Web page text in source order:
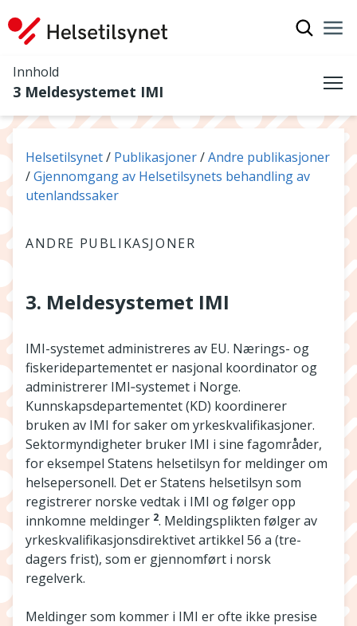
Innhold
3 Meldesystemet IMI
Du er her:
Helsetilsynet Publikasjoner
Andre publikasjoner
Gjennomgang av Helsetilsynets behandling av
utenlandssaker
ANDRE PUBLIKASJONER
3. Meldesystemet IMI
IMI-systemet administreres av EU. Nærings- og
fiskeridepartementet er nasjonal koordinator og
administrerer IMI‑systemet i Norge.
Kunnskapsdepartementet (KD) koordinerer
bruken av IMI for saker om yrkeskvalifikasjoner.
Sektormyndigheter bruker IMI i sine fagområder,
for eksempel Statens helsetilsyn for meldinger om
helsepersonell. Det er Statens helsetilsyn som
registrerer norske vedtak i IMI og følger opp
innkomne meldinger 2. Meldingsplikten følger av
yrkeskvalifikasjonsdirektivet artikkel 56 a (tre-
dagers frist), som er gjennomført i norsk
regelverk.
Meldinger som kommer i IMI er ofte ikke presise